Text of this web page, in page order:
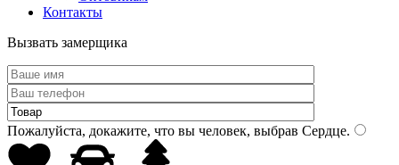
Контакты
Вызвать замерщика
Пожалуйста, докажите, что вы человек, выбрав Сердце.